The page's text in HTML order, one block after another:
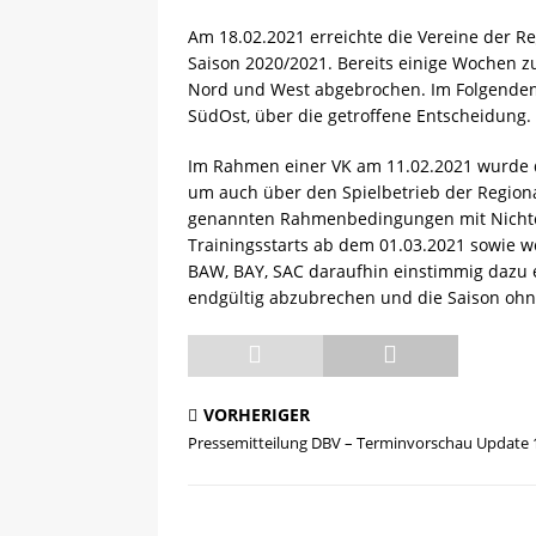
[ 13.05.2025 ]
Sächsische
Am 18.02.2021 erreichte die Vereine der
Saison 2020/2021. Bereits einige Wochen
Nord und West abgebrochen. Im
SüdOst, über die getroffene Entscheidung.
Im Rahmen einer VK am 11.02.2021
um auch über den Spielbetrieb der
genannten Rahmenbedingungen mit
Trainingsstarts ab dem 01.03.2021 sowie
BAW, BAY, SAC daraufhin einstimmig
endgültig abzubrechen und die Saison
VORHERIGER
Pressemitteilung DBV – Terminvorschau Update